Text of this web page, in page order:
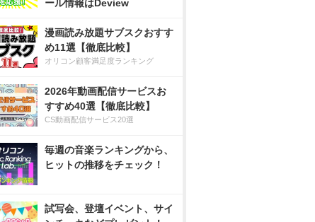
ール情報はDeview
漫画読み放題サブスクおすす
め11選【徹底比較】
オリコン顧客満足度ランキング
2026年動画配信サービスお
すすめ40選【徹底比較】
CS動画配信サービス20選
毎週の音楽ランキングから、
ヒットの推移をチェック！
試写会、登壇イベント、サイ